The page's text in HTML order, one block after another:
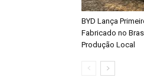
BYD Lança
Fabricado no
Produção Local